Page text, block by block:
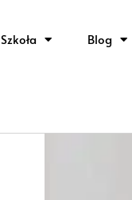
Szkoła Blog